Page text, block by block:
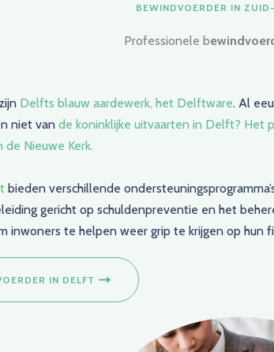
BEWINDVOERDER IN
Professionele b
Delfts blauw aardewerk, het Delftware. Al
niet van de koninklijke uitvaarten in Delft? Het
de Nieuwe Kerk.
bieden verschillende
gericht op schuldenpreventie en het
inwoners te helpen weer grip te krijgen op hun
IN DELFT